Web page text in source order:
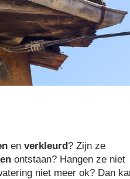
en verkleurd? Zijn ze
ontstaan? Hangen ze niet
niet meer ok? Dan